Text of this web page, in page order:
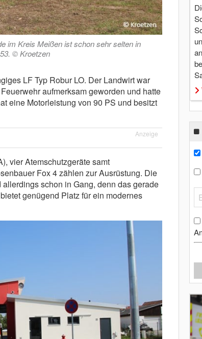
im Kreis Meißen ist schon sehr selten in
© Kroetzen
LF Typ Robur LO. Der Landwirt war
aufmerksam geworden und hatte
eine Motorleistung von 90 PS und besitzt
Anzeige
vier Atemschutzgeräte samt
Fox 4 zählen zur Ausrüstung. Die
schon in Gang, denn das gerade
genügend Platz für ein modernes